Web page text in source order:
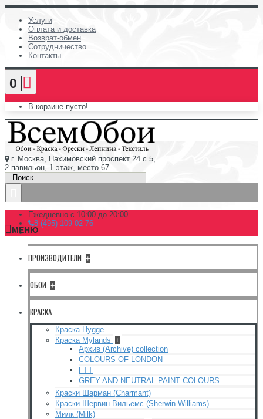
Услуги
Оплата и доставка
Возврат-обмен
Сотрудничество
Контакты
0
В корзине пусто!
г. Москва, Нахимовский проспект 24 с 5,
2 павильон, 1 этаж, место 67
Ежедневно с 10:00 до 20:00
8 (495) 109-02-76
МЕНЮ
ПРОИЗВОДИТЕЛИ +
ОБОИ +
КРАСКА
Краска Hygge
Краска Mylands +
Архив (Archive) collection
COLOURS OF LONDON
FTT
GREY AND NEUTRAL PAINT COLOURS
Краски Шарман (Charmant)
Краски Шервин Вильемс (Sherwin-Williams)
Милк (Milk)